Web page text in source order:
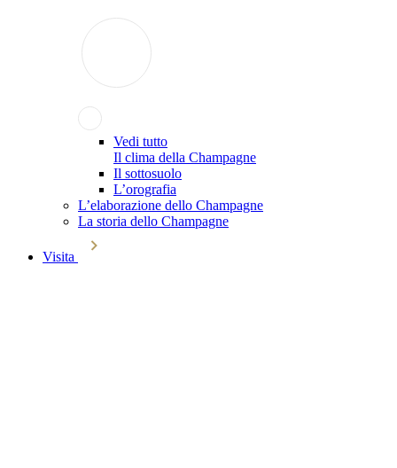
Vedi tutto
Il clima della Champagne
Il sottosuolo
L’orografia
L’elaborazione dello Champagne
La storia dello Champagne
Visita